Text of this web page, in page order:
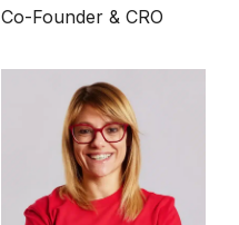
Co-Founder & CRO